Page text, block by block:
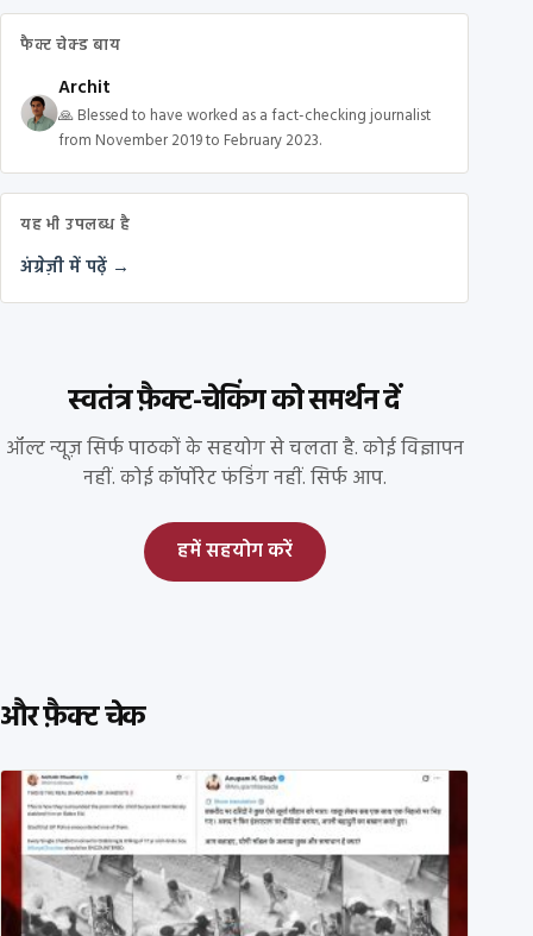
फैक्ट चेक्ड बाय
Archit
🙏 Blessed to have worked as a fact-checking journalist
from November 2019 to February 2023.
यह भी उपलब्ध है
अंग्रेज़ी में पढ़ें →
स्वतंत्र फ़ैक्ट-चेकिंग को समर्थन दें
ऑल्ट न्यूज़ सिर्फ पाठकों के सहयोग से चलता है. कोई विज्ञापन
नहीं. कोई कॉर्पोरेट फंडिंग नहीं. सिर्फ आप.
हमें सहयोग करें
और फ़ैक्ट चेक